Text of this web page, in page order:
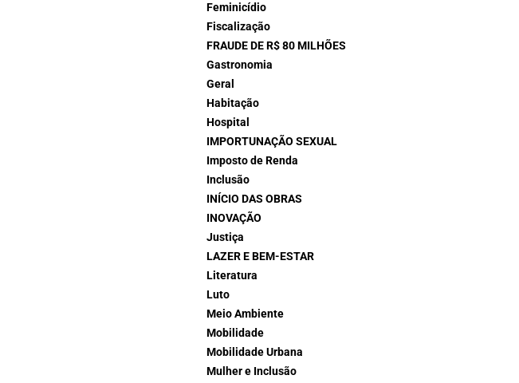
Feminicídio
Fiscalização
FRAUDE DE R$ 80 MILHÕES
Gastronomia
Geral
Habitação
Hospital
IMPORTUNAÇÃO SEXUAL
Imposto de Renda
Inclusão
INÍCIO DAS OBRAS
INOVAÇÃO
Justiça
LAZER E BEM-ESTAR
Literatura
Luto
Meio Ambiente
Mobilidade
Mobilidade Urbana
Mulher e Inclusão